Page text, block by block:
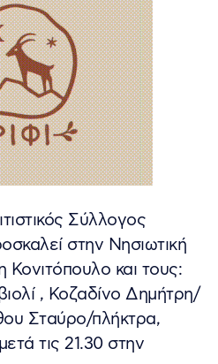
Σύλλογος
στην Νησιωτική
Κονιτόπουλο και τους:
, Κοζαδίνο Δημήτρη/
Σταύρο/πλήκτρα,
τις 21.30 στην